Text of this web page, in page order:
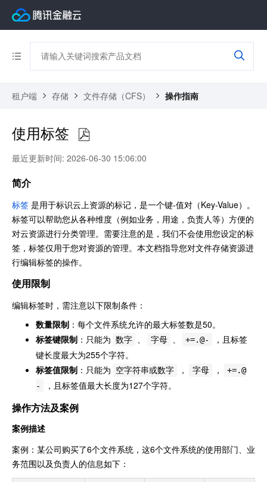
租户端 存储 文件存储（CFS） 操作指南
使用标签
最近更新时间: 2026-06-30 15:06:00
简介
标签 是用于标识云上资源的标记，是一个键-值对（Key-Value）。
标签可以帮助您从各种维度（例如业务，用途，负责人等）方便的
对云资源进行分类管理。需要注意的是，我们不会使用您设定的标
签，标签仅用于您对资源的管理。本文档指导您对文件存储资源进
行编辑标签的操作。
使用限制
编辑标签时，需注意以下限制条件：
数量限制 ：每个文件系统允许的最大标签数是50。
标签键限制 ：只能为 数字 字母 +=.@-
，且标签
键长度最大为255个字符。
标签值限制 ：只能为 空字符串或数字 ， 字母 ，
+=.@
-
，且标签值最大长度为127个字符。
操作方法及案例
案例描述
案例：某公司购买了6个文件系统，这6个文件系统的使用部门、业
务范围以及负责人的信息如下：